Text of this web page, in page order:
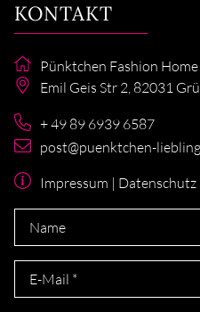
KONTAKT
Pünktchen Fashion
Emil Geis Str 2, 82031
+ 49 89 6939 6587
post@puenktchen-
Impressum | Datenschutz